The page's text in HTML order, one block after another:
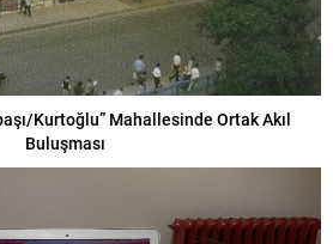
Kurtoğlu” Mahallesinde Ortak Akıl
Buluşması